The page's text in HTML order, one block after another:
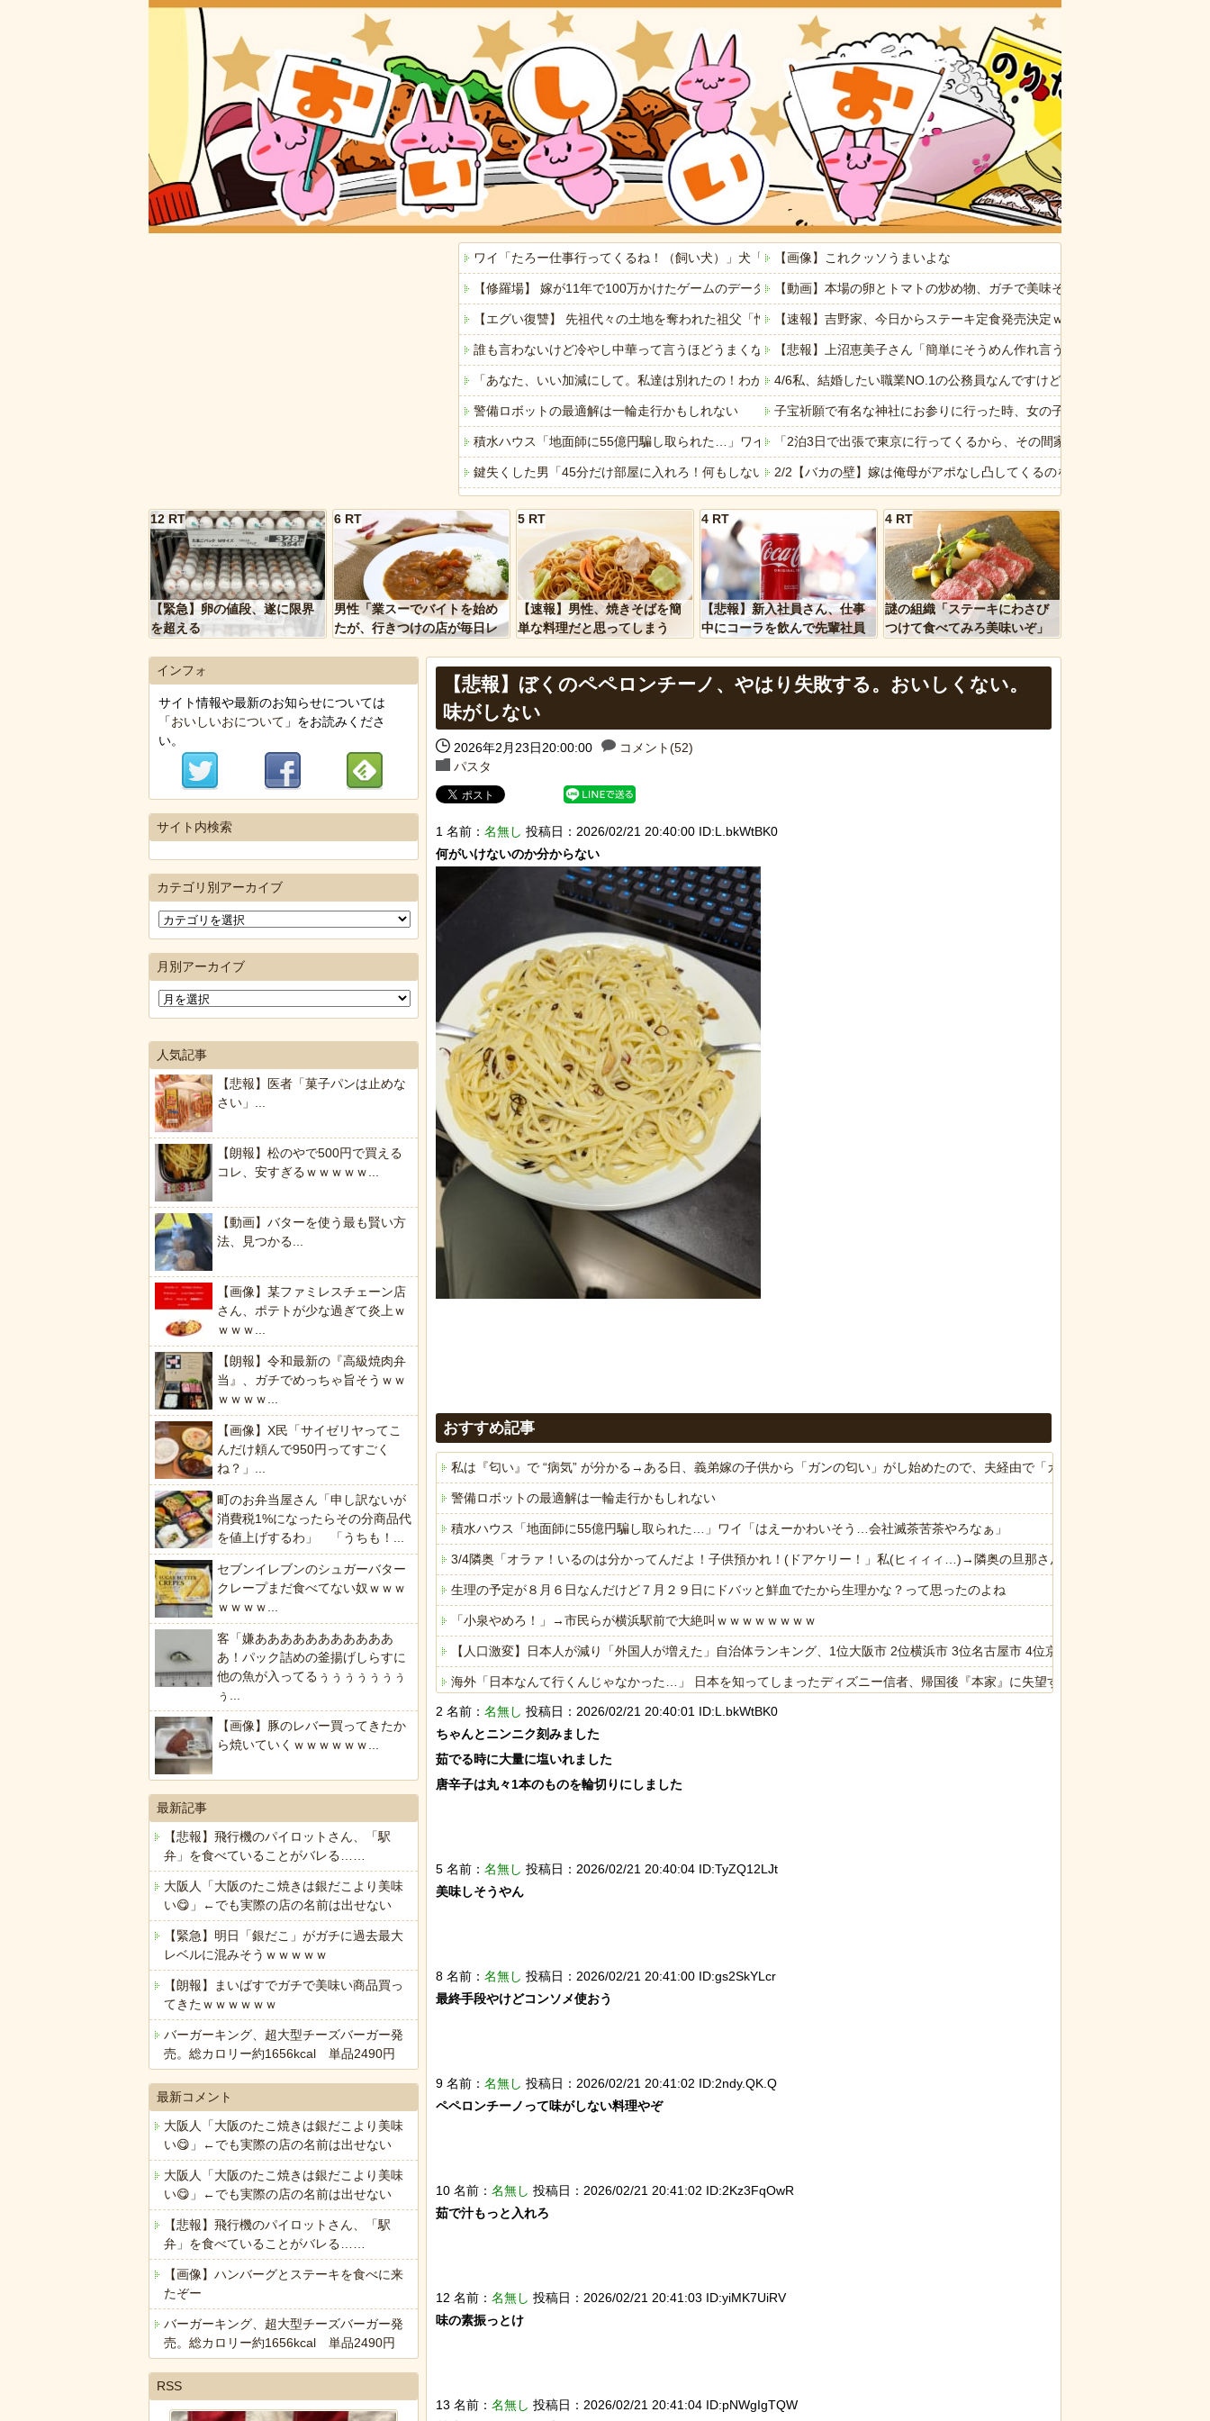
ワイ「たろー仕事行ってくるね！（飼い犬）」犬「…？（ぷい」
【修羅場】 嫁が11年で100万かけたゲームのデータを消した８歳の息子。理由は嫁が叱った腹いせ→滅多に怒らない嫁が子供に
【エグい復讐】 先祖代々の土地を奪われた祖父「憎い！命が尽きても奴らに絶対復讐してやる！！」→祖父が亡くなりその土地
誰も言わないけど冷やし中華って言うほどうまくないよね
「あなた、いい加減にして。私達は別れたの！わかってるの！天井にへばりついてニタニタ笑ってないで出て行って！」←2年
警備ロボットの最適解は一輪走行かもしれない
積水ハウス「地面師に55億円騙し取られた…」ワイ「はえーかわいそう…会社滅茶苦茶やろなぁ」
鍵失くした男「45分だけ部屋に入れろ！何もしないから！」→女子大生「無理です（警察呼びます）」→男「熱中症になれって
【昆虫食】食用コオロギビジネスで破産したグリラス社長 みんなにコオロギ食を広める為にリベンジへ
「これで11万取られたの!?」あるX民が玄関ドアノブの修理を頼んだら…とんでもない事になった😱
「アメリカのヤンキーがアジア人にケンカを売った結果ｗｗｗ」 ほか
「あなたはアメリカを愛していますか」「はい」トランプ、国防総省職員数千人をウソ発見器にかける方針
ヒーローのサバイバルアクション Siege Survivors
【中国】パトカーの前で好演技www当たり屋やお煽り運転など盛りだくさん
Powered by livedoor 相互RSS
【画像】これクッソうまいよな
【動画】本場の卵とトマトの炒め物、ガチで美味そうｗｗｗｗｗｗ
【速報】吉野家、今日からステーキ定食発売決定ｗｗｗｗｗｗ
【悲報】上沼恵美子さん「簡単にそうめん作れ言うけど、そうめん作りて地
4/6私、結婚したい職業NO.1の公務員なんですけど、嫁が子供連れて家出
子宝祈願で有名な神社にお参りに行った時、女の子が生まれるという赤い
「2泊3日で出張で東京に行ってくるから、その間家のことはよろしくね」
2/2【バカの壁】嫁は俺母がアポなし凸してくるのを嫌うし、母は悪意があ
「小泉やめろ！」→市民らが横浜駅前で大絶叫ｗｗｗｗｗｗｗｗ
【酷暑】もし井上陽水が「少年時代」を令和に作詞してたらこうなるｗｗｗ
全国を旅行で周るのが趣味の奴でも最後まで残ってそうな都道府県ってどこ
みんなは職場のBBQなに持ってけば嬉しい？
【悲報】味噌ラーメンで行列、出来ない
12 RT
【緊急】卵の値段、遂に限界
を超える
6 RT
男性「業スーでバイトを始め
たが、行きつけの店が毎日レ
5 RT
【速報】男性、焼きそばを簡
単な料理だと思ってしまう
4 RT
【悲報】新入社員さん、仕事
中にコーラを飲んで先輩社員
4 RT
謎の組織「ステーキにわさび
つけて食べてみろ美味いぞ」
【悲報】ぼくのペペロンチーノ、やはり失敗する。おいしくない。
味がしない
2026年2月23日20:00:00
コメント(52)
パスタ
1 名前： 名無し 投稿日：2026/02/21 20:40:00 ID:L.bkWtBK0
おすすめ記事
私は『匂い』で “病気” が分かる→ある日、義弟嫁の子供から「ガンの匂い」がし始めたので、夫経由で「ガンではないか」と伝えた
警備ロボットの最適解は一輪走行かもしれない
積水ハウス「地面師に55億円騙し取られた…」ワイ「はえーかわいそう…会社滅茶苦茶やろなぁ」
3/4隣奥「オラァ！いるのは分かってんだよ！子供預かれ！(ドアケリー！」私(ヒィィィ…)→隣奥の旦那さんに相談したら逃げられ
生理の予定が８月６日なんだけど７月２９日にドバッと鮮血でたから生理かな？って思ったのよね
「小泉やめろ！」→市民らが横浜駅前で大絶叫ｗｗｗｗｗｗｗｗ
【人口激変】日本人が減り「外国人が増えた」自治体ランキング、1位大阪市 2位横浜市 3位名古屋市 4位京都市 5位川口市 日本人
海外「日本なんて行くんじゃなかった…」 日本を知ってしまったディズニー信者、帰国後『本家』に失望する事態に
ヒーローのサバイバルアクション Siege Survivors
2 名前： 名無し 投稿日：2026/02/21 20:40:01 ID:L.bkWtBK0
ちゃんとニンニク刻みました
茹でる時に大量に塩いれました
唐辛子は丸々1本のものを輪切りにしました
5 名前： 名無し 投稿日：2026/02/21 20:40:04 ID:TyZQ12LJt
美味しそうやん
8 名前： 名無し 投稿日：2026/02/21 20:41:00 ID:gs2SkYLcr
最終手段やけどコンソメ使おう
9 名前： 名無し 投稿日：2026/02/21 20:41:02 ID:2ndy.QK.Q
ペペロンチーノって味がしない料理やぞ
10 名前： 名無し 投稿日：2026/02/21 20:41:02 ID:2Kz3FqOwR
茹で汁もっと入れろ
12 名前： 名無し 投稿日：2026/02/21 20:41:03 ID:yiMK7UiRV
味の素振っとけ
13 名前： 名無し 投稿日：2026/02/21 20:41:04 ID:pNWgIgTQW
インフォ
サイト情報や最新のお知らせについては
「おいしいおについて 」をお読みくださ
い。
サイト内検索
カテゴリ別アーカイブ
月別アーカイブ
人気記事
【悲報】医者「菓子パンは止めな
さい」...
【朗報】松のやで500円で買える
コレ、安すぎるｗｗｗｗｗ...
【動画】バターを使う最も賢い方
法、見つかる...
【画像】某ファミレスチェーン店
さん、ポテトが少な過ぎて炎上ｗ
ｗｗｗ...
【朗報】令和最新の『高級焼肉弁
当』、ガチでめっちゃ旨そうｗｗ
ｗｗｗｗ...
【画像】X民「サイゼリヤってこ
んだけ頼んで950円ってすごく
ね？」...
町のお弁当屋さん「申し訳ないが
消費税1%になったらその分商品代
を値上げするわ」 「うちも！...
セブンイレブンのシュガーバター
クレープまだ食べてない奴ｗｗｗ
ｗｗｗｗ...
客「嫌あああああああああああ
あ！パック詰めの釜揚げしらすに
他の魚が入ってるぅぅぅぅぅぅぅ
ぅ...
【画像】豚のレバー買ってきたか
ら焼いていくｗｗｗｗｗｗ...
最新記事
【悲報】飛行機のパイロットさん、「駅
弁」を食べていることがバレる……
大阪人「大阪のたこ焼きは銀だこより美味
い😋」←でも実際の店の名前は出せない
【緊急】明日「銀だこ」がガチに過去最大
レベルに混みそうｗｗｗｗｗ
【朗報】まいばすでガチで美味い商品買っ
てきたｗｗｗｗｗｗ
バーガーキング、超大型チーズバーガー発
売。総カロリー約1656kcal 単品2490円
最新コメント
大阪人「大阪のたこ焼きは銀だこより美味
い😋」←でも実際の店の名前は出せない
大阪人「大阪のたこ焼きは銀だこより美味
い😋」←でも実際の店の名前は出せない
【悲報】飛行機のパイロットさん、「駅
弁」を食べていることがバレる……
【画像】ハンバーグとステーキを食べに来
たぞー
バーガーキング、超大型チーズバーガー発
売。総カロリー約1656kcal 単品2490円
RSS